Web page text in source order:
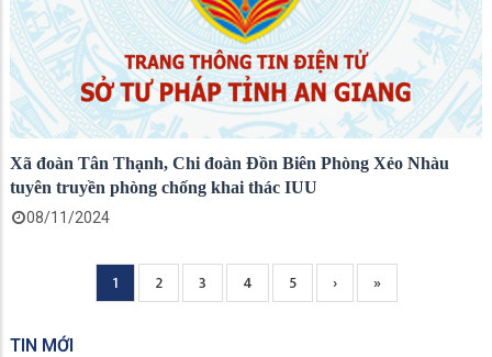
Xã đoàn Tân Thạnh, Chi đoàn Đồn Biên Phòng Xẻo Nhàu
tuyên truyền phòng chống khai thác IUU
08/11/2024
Current
page
1 Page
2 Page
3 Page
4 Page
5
Next
page
›
Trang
cuối
»
TIN MỚI